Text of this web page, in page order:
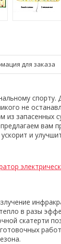
для заказа
не
запасенных
вам
и
в разы
скатерти